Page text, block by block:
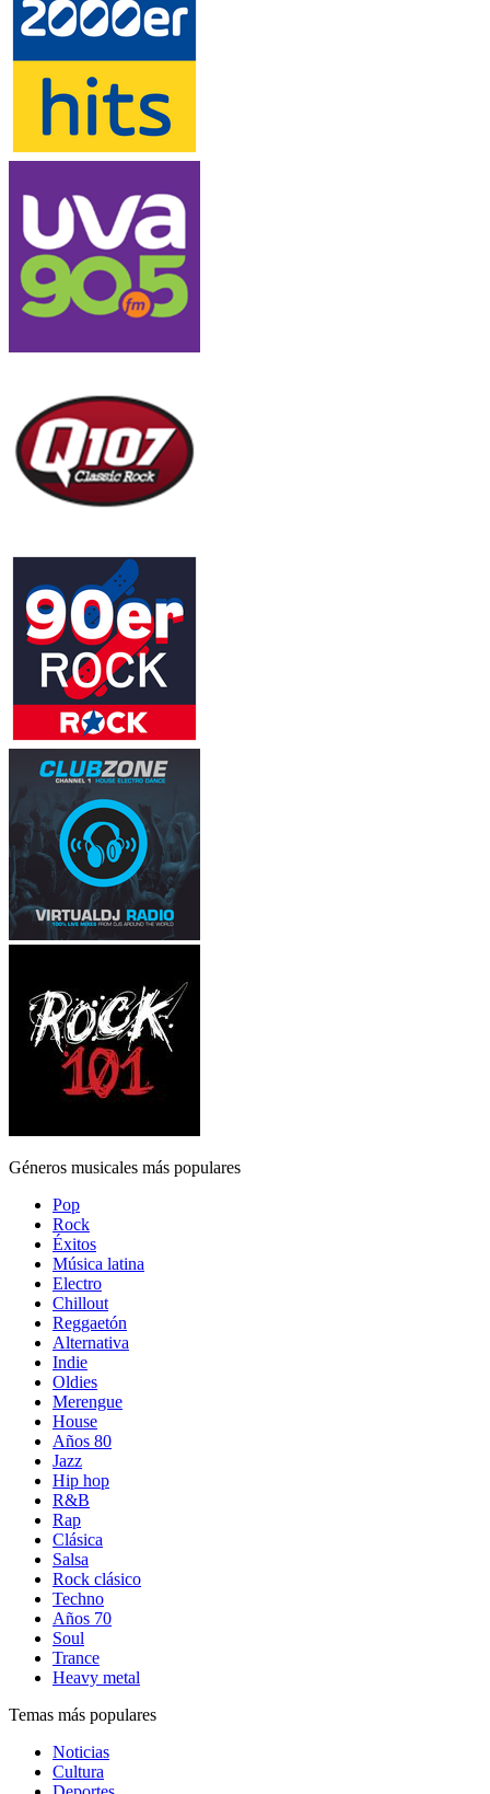
Géneros musicales más populares
Pop
Rock
Éxitos
Música latina
Electro
Chillout
Reggaetón
Alternativa
Indie
Oldies
Merengue
House
Años 80
Jazz
Hip hop
R&B
Rap
Clásica
Salsa
Rock clásico
Techno
Años 70
Soul
Trance
Heavy metal
Temas más populares
Noticias
Cultura